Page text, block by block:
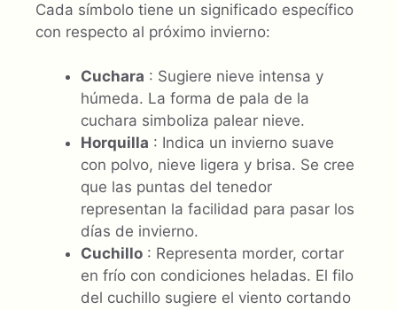
Cada símbolo tiene un significado específico
con respecto al próximo invierno:
Cuchara : Sugiere nieve intensa y
húmeda. La forma de pala de la
cuchara simboliza palear nieve.
Horquilla : Indica un invierno suave
con polvo, nieve ligera y brisa. Se cree
que las puntas del tenedor
representan la facilidad para pasar los
días de invierno.
Cuchillo : Representa morder, cortar
en frío con condiciones heladas. El filo
del cuchillo sugiere el viento cortando